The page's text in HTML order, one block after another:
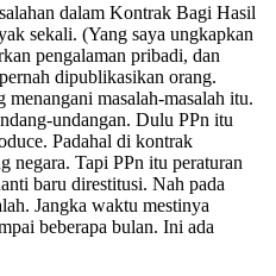
dalam Kontrak Bagi Hasil
sekali. (Yang saya ungkapkan
pengalaman pribadi, dan
dipublikasikan orang.
masalah-masalah itu.
undangan. Dulu PPn itu
Padahal di kontrak
negara. Tapi PPn itu peraturan
baru direstitusi. Nah pada
Jangka waktu mestinya
beberapa bulan. Ini ada